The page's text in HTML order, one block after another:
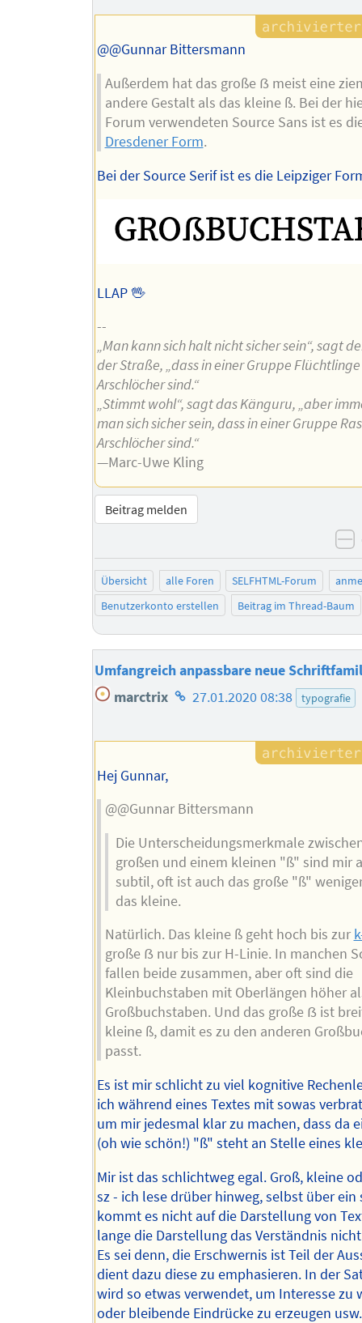
@@Gunnar Bittersmann
Außerdem hat das große ẞ meist eine
andere Gestalt als das kleine ß. Bei der
Forum verwendeten Source Sans ist es
Dresdener Form.
Bei der Source Serif ist es die Leipziger
LLAP 🖖
--
„Man kann sich halt nicht sicher sein“, sagt
der Straße, „dass in einer Gruppe
Arschlöcher sind.“
„Stimmt wohl“, sagt das Känguru, „aber
man sich sicher sein, dass in einer Gruppe
Arschlöcher sind.“
—Marc-Uwe Kling
Beitrag melden
Übersicht alle Foren SELFHTML-Forum
Benutzerkonto erstellen
Beitrag im Thread-Baum
Umfangreich anpassbare neue
marctrix Homepage
Autors
27.01.2020 08:38 typografie
Hej Gunnar,
@@Gunnar Bittersmann
Die Unterscheidungsmerkmale
großen und einem kleinen "ß" sind mir
subtil, oft ist auch das große "ß"
das kleine.
Natürlich. Das kleine ß geht hoch bis zur
große ẞ nur bis zur H-Linie. In manchen
fallen beide zusammen, aber oft sind die
Kleinbuchstaben mit Oberlängen höher
Großbuchstaben. Und das große ẞ ist
kleine ß, damit es zu den anderen
passt.
Es ist mir schlicht zu viel kognitive
ich während eines Textes mit sowas
um mir jedesmal klar zu machen, dass da
(oh wie schön!) "ß" steht an Stelle eines
Mir ist das schlichtweg egal. Groß, kleine
sz - ich lese drüber hinweg, selbst über ein
kommt es nicht auf die Darstellung von
lange die Darstellung das Verständnis
Es sei denn, die Erschwernis ist Teil der
dient dazu diese zu emphasieren. In der
wird so etwas verwendet, um Interesse zu
oder bleibende Eindrücke zu erzeugen usw.